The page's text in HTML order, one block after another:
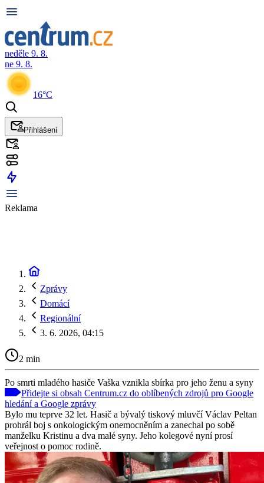
neděle 9. 8.
ne 9. 8.
16°C
Přihlášení
Reklama
Zprávy
Domácí
Regionální
3. 6. 2026, 04:15
2 min
Po smrti mladého hasiče Vaška vznikla sbírka pro jeho ženu a syny
Přidejte si obsah Centrum.cz do oblíbených zdrojů pro Google
hledání a Google zprávy
Bylo mu teprve 32 let. Hasič a bývalý tiskový mluvčí Václav Peltan
prohrál boj s onkologickým onemocněním a zanechal po sobě
manželku Kristinu a dva malé syny. Jeho kolegové nyní prosí
veřejnost o pomoc rodině.